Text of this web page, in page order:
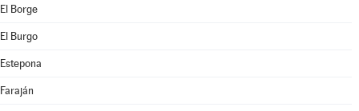
El Borge
El Burgo
Estepona
Faraján